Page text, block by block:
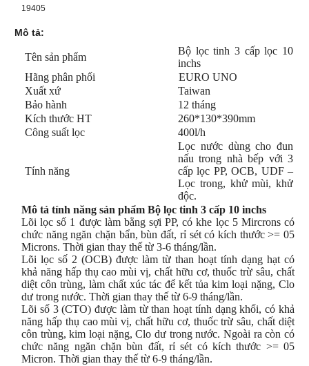
19405
Mô tả:
Tên sản phẩm
Bộ lọc tinh 3 cấp lọc 10
inchs
Hãng phân phối
EURO UNO
Xuất xứ
Taiwan
Bảo hành
12 tháng
Kích thước HT
260*130*390mm
Công suất lọc
400l/h
Tính năng
Lọc nước dùng cho đun
nấu trong nhà bếp với 3
cấp lọc PP, OCB, UDF –
Lọc trong, khử mùi, khử
độc.
Mô tả tính năng sản phẩm Bộ lọc tinh 3 cấp 10 inchs
Lõi lọc số 1 được làm bằng sợi PP, có khe lọc 5 Mircrons có
chức năng ngăn chặn bẩn, bùn đất, rỉ sét có kích thước >= 05
Microns. Thời gian thay thế từ 3-6 tháng/lần.
Lõi lọc số 2 (OCB) được làm từ than hoạt tính dạng hạt có
khả năng hấp thụ cao mùi vị, chất hữu cơ, thuốc trừ sâu, chất
diệt côn trùng, làm chất xúc tác để kết tủa kim loại nặng, Clo
dư trong nước. Thời gian thay thế từ 6-9 tháng/lần.
Lõi số 3 (CTO) được làm từ than hoạt tính dạng khối, có khả
năng hấp thụ cao mùi vị, chất hữu cơ, thuốc trừ sâu, chất diệt
côn trùng, kim loại nặng, Clo dư trong nước. Ngoài ra còn có
chức năng ngăn chặn bùn đất, rỉ sét có kích thước >= 05
Micron. Thời gian thay thế từ 6-9 tháng/lần.